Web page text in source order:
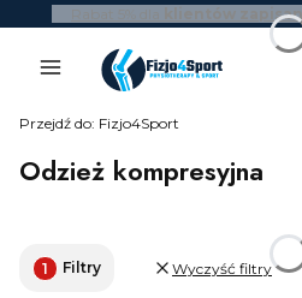
klientów
Przejdź do: Fizjo4Sport
Odzież kompresyjna
Filtry Wyczyść filtry